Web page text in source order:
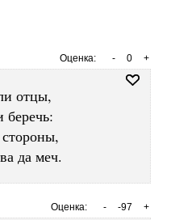
Оценка: +
0
-
отцы,
беречь:
да меч.
Оценка: +
-97
-